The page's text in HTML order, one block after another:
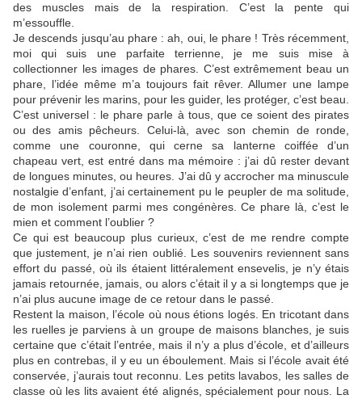
des muscles mais de la respiration. C’est la pente qui
m’essouffle.
Je descends jusqu’au phare : ah, oui, le phare ! Très récemment,
moi qui suis une parfaite terrienne, je me suis mise à
collectionner les images de phares. C’est extrêmement beau un
phare, l’idée même m’a toujours fait rêver. Allumer une lampe
pour prévenir les marins, pour les guider, les protéger, c’est beau.
C’est universel : le phare parle à tous, que ce soient des pirates
ou des amis pêcheurs. Celui-là, avec son chemin de ronde,
comme une couronne, qui cerne sa lanterne coiffée d’un
chapeau vert, est entré dans ma mémoire : j’ai dû rester devant
de longues minutes, ou heures. J’ai dû y accrocher ma minuscule
nostalgie d’enfant, j’ai certainement pu le peupler de ma solitude,
de mon isolement parmi mes congénères. Ce phare là, c’est le
mien et comment l’oublier ?
Ce qui est beaucoup plus curieux, c’est de me rendre compte
que justement, je n’ai rien oublié. Les souvenirs reviennent sans
effort du passé, où ils étaient littéralement ensevelis, je n’y étais
jamais retournée, jamais, ou alors c’était il y a si longtemps que je
n’ai plus aucune image de ce retour dans le passé.
Restent la maison, l’école où nous étions logés. En tricotant dans
les ruelles je parviens à un groupe de maisons blanches, je suis
certaine que c’était l’entrée, mais il n’y a plus d’école, et d’ailleurs
plus en contrebas, il y eu un éboulement. Mais si l’école avait été
conservée, j’aurais tout reconnu. Les petits lavabos, les salles de
classe où les lits avaient été alignés, spécialement pour nous. La